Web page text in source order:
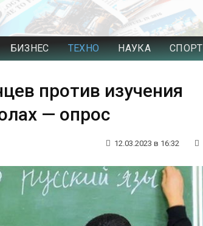
БИЗНЕС ТЕХНО НАУКА СПОРТ
против изучения
— опрос
12.03.2023 в 16:32